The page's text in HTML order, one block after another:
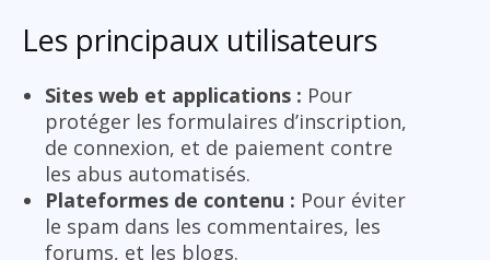
Les principaux utilisateurs
Sites web et applications : Pour
protéger les formulaires d’inscription,
de connexion, et de paiement contre
les abus automatisés.
Plateformes de contenu : Pour éviter
le spam dans les commentaires, les
forums, et les blogs.